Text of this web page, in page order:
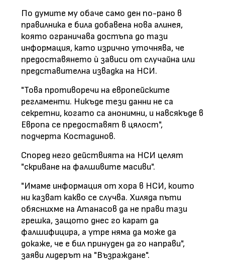
По думите му обаче само ден по-рано в
правилника е била добавена нова алинея,
която ограничава достъпа до тази
информация, като изрично уточнява, че
предоставянето ѝ зависи от случайна или
представителна извадка на НСИ.
"Това противоречи на европейските
регламенти. Никъде тези данни не са
секретни, когато са анонимни, и навсякъде в
Европа се предоставят в цялост",
подчерта Костадинов.
Според него действията на НСИ целят
"скриване на фалшивите масиви".
"Имаме информация от хора в НСИ, които
ни казват какво се случва. Хиляда пъти
обяснихме на Атанасов да не прави тази
грешка, защото днес го карат да
фалшифицира, а утре няма да може да
докаже, че е бил принуден да го направи",
заяви лидерът на "Възраждане".